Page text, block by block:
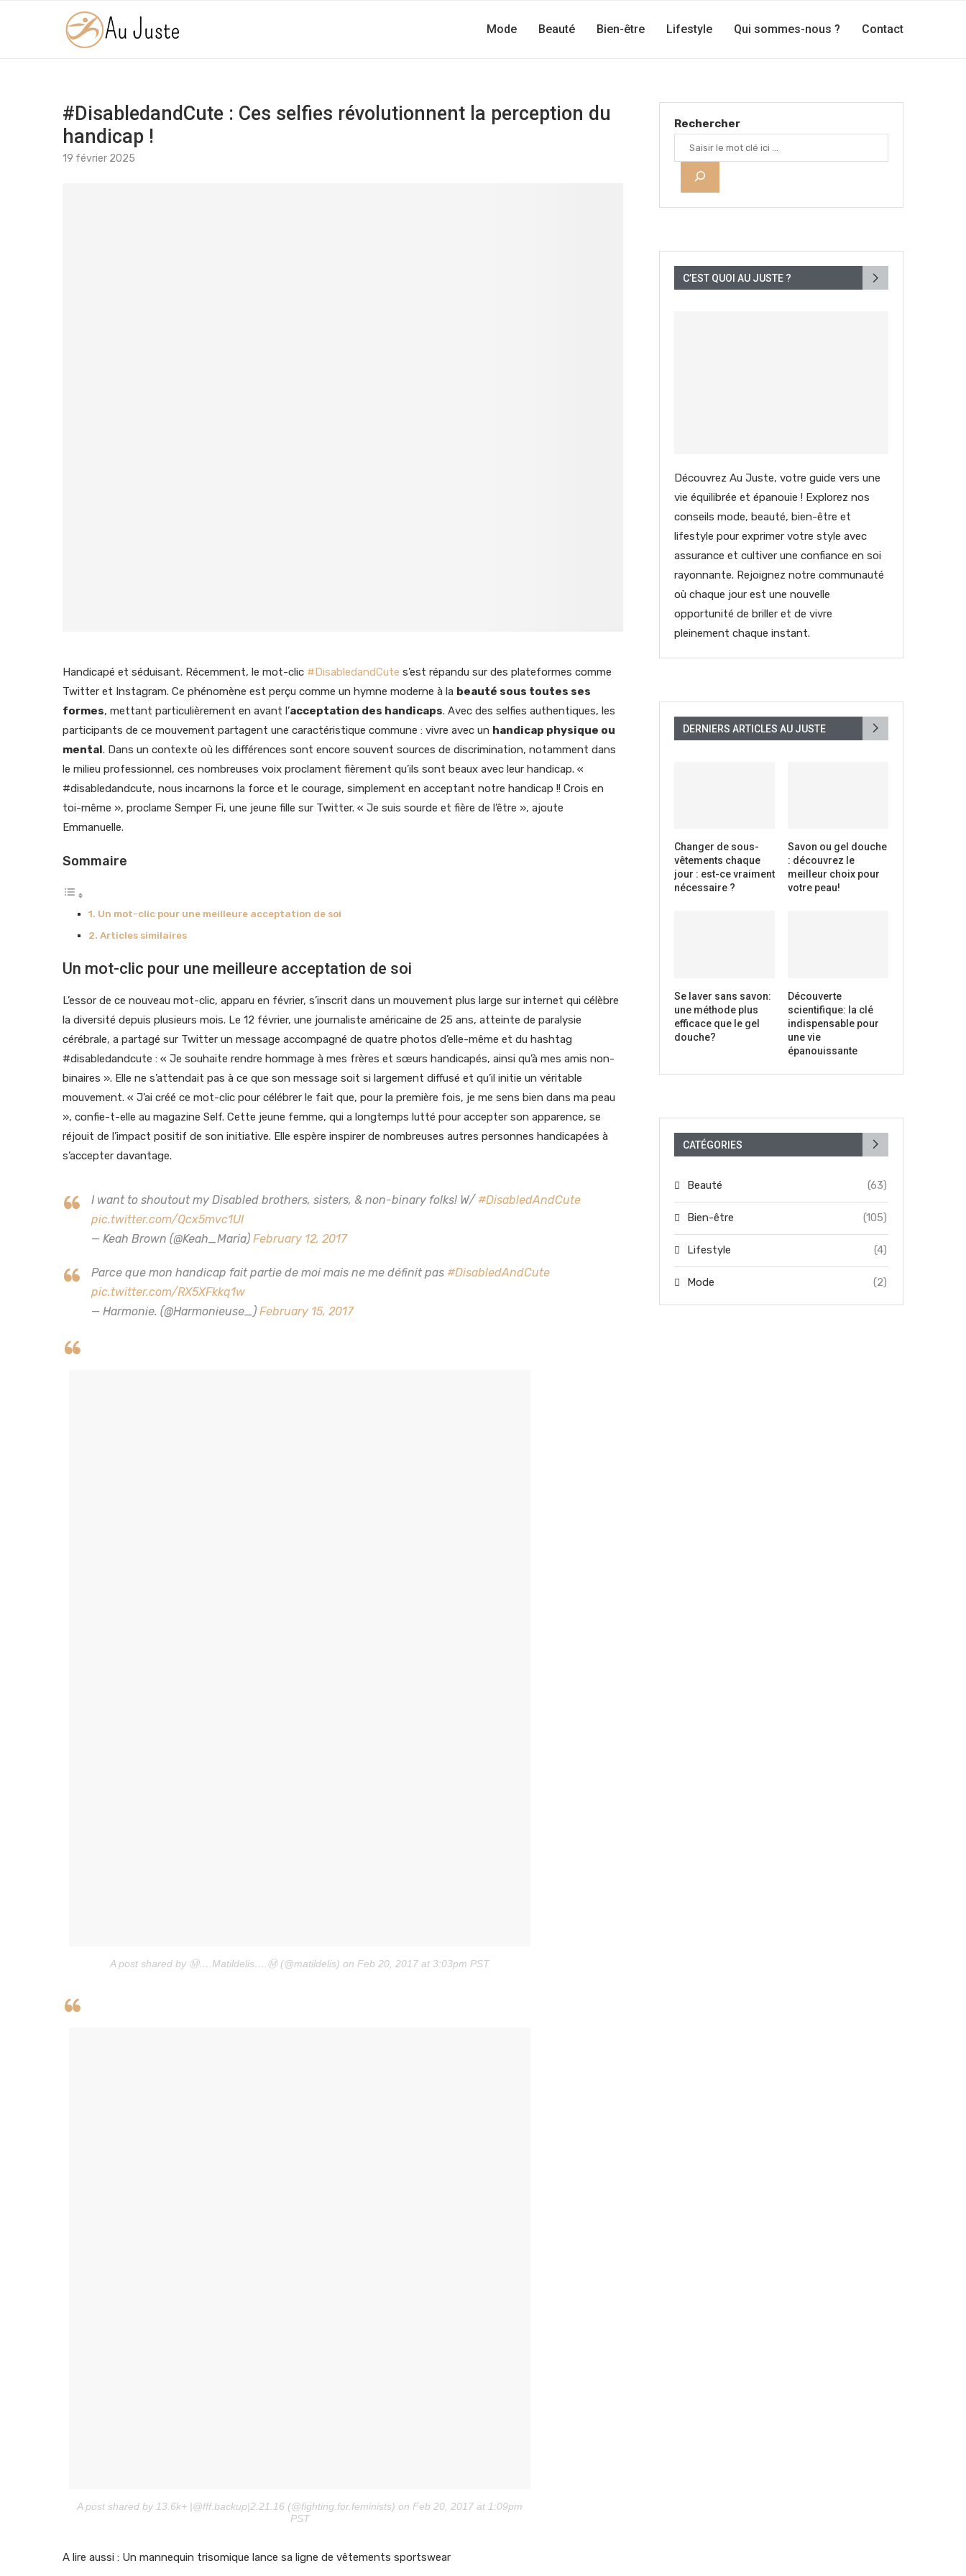
Mode Beauté Bien-être Lifestyle Qui sommes-nous ? Contact
#DisabledandCute : Ces selfies révolutionnent la perception du
handicap !
19 février 2025
Handicapé et séduisant. Récemment, le mot-clic #DisabledandCute s’est répandu sur des plateformes comme
Twitter et Instagram. Ce phénomène est perçu comme un hymne moderne à la beauté sous toutes ses
formes, mettant particulièrement en avant l’acceptation des handicaps. Avec des selfies authentiques, les
participants de ce mouvement partagent une caractéristique commune : vivre avec un handicap physique ou
mental. Dans un contexte où les différences sont encore souvent sources de discrimination, notamment dans
le milieu professionnel, ces nombreuses voix proclament fièrement qu’ils sont beaux avec leur handicap. «
#disabledandcute, nous incarnons la force et le courage, simplement en acceptant notre handicap !! Crois en
toi-même », proclame Semper Fi, une jeune fille sur Twitter. « Je suis sourde et fière de l’être », ajoute
Emmanuelle.
Sommaire
Un mot-clic pour une meilleure acceptation de soi
Articles similaires
Un mot-clic pour une meilleure acceptation de soi
L’essor de ce nouveau mot-clic, apparu en février, s’inscrit dans un mouvement plus large sur internet qui célèbre
la diversité depuis plusieurs mois. Le 12 février, une journaliste américaine de 25 ans, atteinte de paralysie
cérébrale, a partagé sur Twitter un message accompagné de quatre photos d’elle-même et du hashtag
#disabledandcute : « Je souhaite rendre hommage à mes frères et sœurs handicapés, ainsi qu’à mes amis non-
binaires ». Elle ne s’attendait pas à ce que son message soit si largement diffusé et qu’il initie un véritable
mouvement. « J’ai créé ce mot-clic pour célébrer le fait que, pour la première fois, je me sens bien dans ma peau
», confie-t-elle au magazine Self. Cette jeune femme, qui a longtemps lutté pour accepter son apparence, se
réjouit de l’impact positif de son initiative. Elle espère inspirer de nombreuses autres personnes handicapées à
s’accepter davantage.
I want to shoutout my Disabled brothers, sisters, & non-binary folks! W/#DisabledAndCute
pic.twitter.com/Qcx5mvc1UI
— Keah Brown (@Keah_Maria) February 12, 2017
Parce que mon handicap fait partie de moi mais ne me définit pas #DisabledAndCute
pic.twitter.com/RX5XFkkq1w
— Harmonie. (@Harmonieuse_) February 15, 2017
A post shared by Ⓜ️….Matildelis….Ⓜ️ (@matildelis) on Feb 20, 2017 at 3:03pm PST
A post shared by 13.6k+ |@fff.backup|2.21.16 (@fighting.for.feminists) on Feb 20, 2017 at 1:09pm
PST
A lire aussi : Un mannequin trisomique lance sa ligne de vêtements sportswear
Rechercher
C’EST QUOI AU JUSTE ?
Découvrez Au Juste, votre guide vers une
vie équilibrée et épanouie ! Explorez nos
conseils mode, beauté, bien-être et
lifestyle pour exprimer votre style avec
assurance et cultiver une confiance en soi
rayonnante. Rejoignez notre communauté
où chaque jour est une nouvelle
opportunité de briller et de vivre
pleinement chaque instant.
DERNIERS ARTICLES AU JUSTE
Changer de sous-
vêtements chaque
jour : est-ce vraiment
nécessaire ?
Savon ou gel douche
: découvrez le
meilleur choix pour
votre peau!
Se laver sans savon:
une méthode plus
efficace que le gel
douche?
Découverte
scientifique: la clé
indispensable pour
une vie
épanouissante
CATÉGORIES
Beauté (63)
Bien-être (105)
Lifestyle (4)
Mode (2)